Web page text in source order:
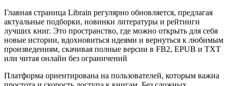
Главная страница Librain регулярно обновляется, предлагая
актуальные подборки, новинки литературы и рейтинги
лучших книг. Это пространство, где можно открыть для себя
новые истории, вдохновиться идеями и вернуться к любимым
произведениям, скачивая полные версии в FB2, EPUB и TXT
или читая онлайн без ограничений
Платформа ориентирована на пользователей, которым важна